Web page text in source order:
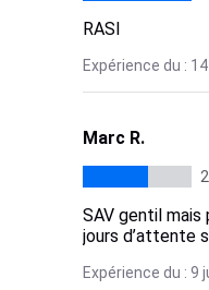
RASI
Expérience du :
Marc R.
SAV gentil mais
jours d’attente
Expérience du : 9